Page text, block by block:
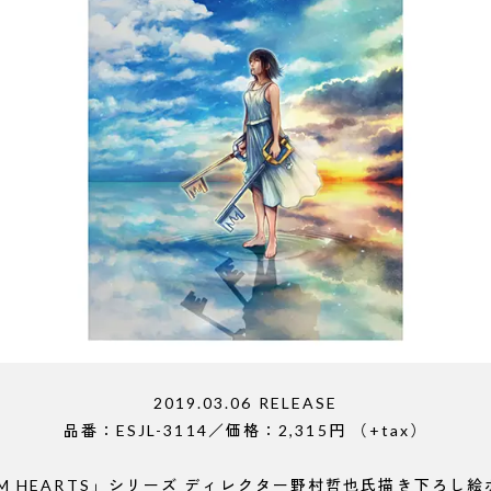
2019.03.06 RELEASE
品番：ESJL-3114／価格：2,315円 （+tax）
HEARTS」シリーズ ディレクター野村哲也氏描き下ろし絵